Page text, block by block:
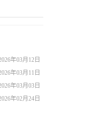
年03月12日
年03月11日
年03月03日
年02月24日